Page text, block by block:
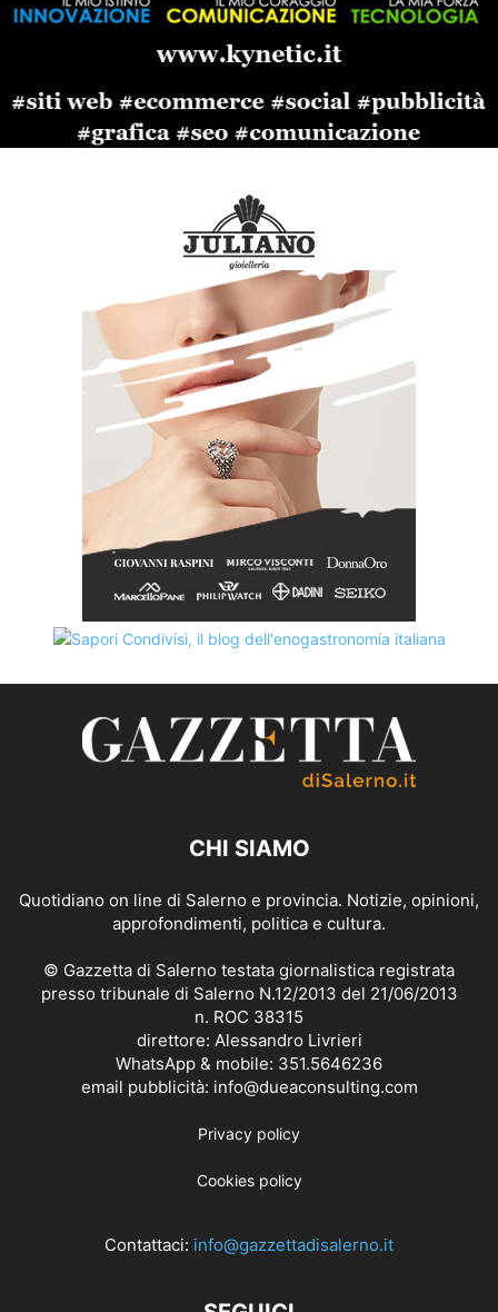
CHI SIAMO
Quotidiano on line di Salerno e provincia. Notizie, opinioni,
approfondimenti, politica e cultura.
© Gazzetta di Salerno testata giornalistica registrata
presso tribunale di Salerno N.12/2013 del 21/06/2013
n. ROC 38315
direttore: Alessandro Livrieri
WhatsApp & mobile: 351.5646236
email pubblicità: info@dueaconsulting.com
Privacy policy
Cookies policy
Contattaci: info@gazzettadisalerno.it